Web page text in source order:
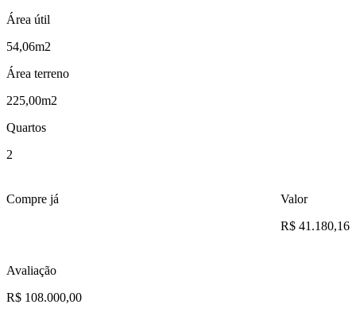
Área útil
54,06m2
Área terreno
225,00m2
Quartos
2
Compre já
Valor
R$ 41.180,16
Avaliação
R$ 108.000,00